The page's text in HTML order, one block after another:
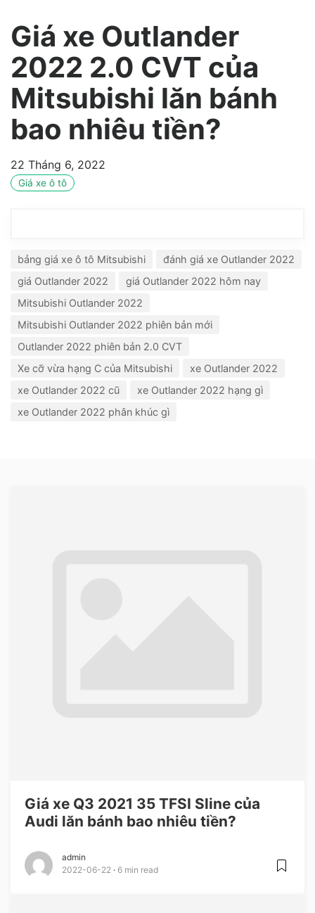
Giá xe Outlander
2022 2.0 CVT của
Mitsubishi lăn bánh
bao nhiêu tiền?
22 Tháng 6, 2022
Giá xe ô tô
bảng giá xe ô tô Mitsubishi
đánh giá xe Outlander 2022
giá Outlander 2022
giá Outlander 2022 hôm nay
Mitsubishi Outlander 2022
Mitsubishi Outlander 2022 phiên bản mới
Outlander 2022 phiên bản 2.0 CVT
Xe cỡ vừa hạng C của Mitsubishi
xe Outlander 2022
xe Outlander 2022 cũ
xe Outlander 2022 hạng gì
xe Outlander 2022 phân khúc gì
Giá xe Q3 2021 35 TFSI Sline của
Audi lăn bánh bao nhiêu tiền?
admin
2022-06-22
6 min read